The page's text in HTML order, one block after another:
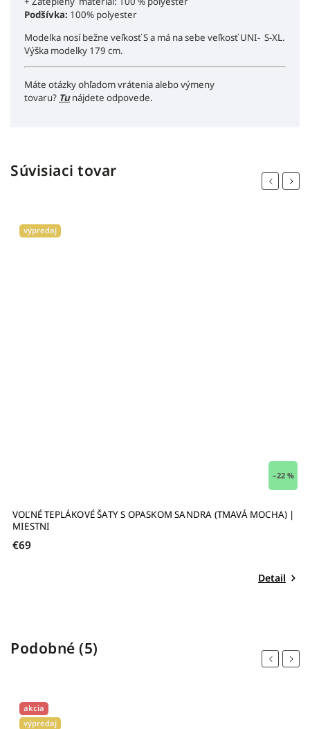
Podšívka: 100% polyester
Modelka nosí bežne veľkosť S a má na sebe veľkosť UNI- S-XL.
Výška modelky 179 cm.
Máte otázky ohľadom vrátenia alebo výmeny
tovaru? Tunájdete odpovede.
Súvisiaci tovar
Previous
výpredaj
–22 %
VOĽNÉ TEPLÁKOVÉ ŠATY S OPASKOM SANDRA (TMAVÁ MOCHA) |
MIESTNI
€69
Detail
Next
Podobné (5)
Previous
akcia
výpredaj
Next